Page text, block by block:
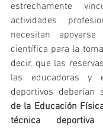
estrechamente
actividades
necesitan
científica para la
decir, que las
las educadoras y
deportivos deberían
de la Educación
técnica